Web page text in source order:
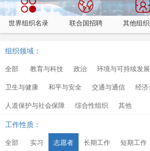
世界组织名录 联合国招聘 其他组
组织领域：
全部 教育与科技 政治 环境与可持续发展
卫生与健康
和平与安全 交通与通信
经
人道保护与社会保障
综合性组织 其他
工作性质：
全部 实习 志愿者 长期工作 短期工作